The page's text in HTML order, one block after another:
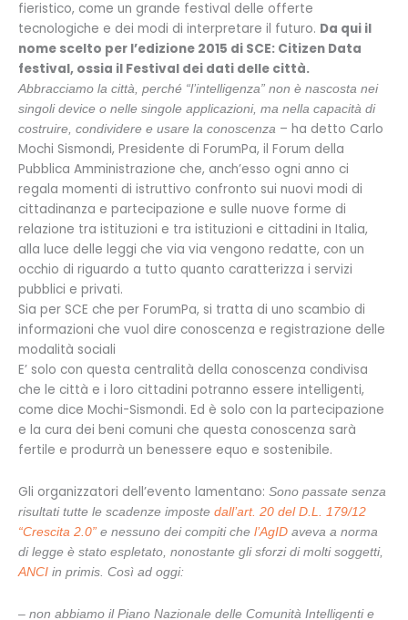
fieristico, come un grande festival delle offerte
tecnologiche e dei modi di interpretare il futuro. Da qui il
nome scelto per l’edizione 2015 di SCE: Citizen Data
festival, ossia il Festival dei dati delle città.
Abbracciamo la città, perché “l’intelligenza” non è nascosta nei
singoli device o nelle singole applicazioni, ma nella capacità di
costruire, condividere e usare la conoscenza – ha detto Carlo
Mochi Sismondi, Presidente di ForumPa, il Forum della
Pubblica Amministrazione che, anch’esso ogni anno ci
regala momenti di istruttivo confronto sui nuovi modi di
cittadinanza e partecipazione e sulle nuove forme di
relazione tra istituzioni e tra istituzioni e cittadini in Italia,
alla luce delle leggi che via via vengono redatte, con un
occhio di riguardo a tutto quanto caratterizza i servizi
pubblici e privati.
Sia per SCE che per ForumPa, si tratta di uno scambio di
informazioni che vuol dire conoscenza e registrazione delle
modalità sociali
E’ solo con questa centralità della conoscenza condivisa
che le città e i loro cittadini potranno essere intelligenti,
come dice Mochi-Sismondi. Ed è solo con la partecipazione
e la cura dei beni comuni che questa conoscenza sarà
fertile e produrrà un benessere equo e sostenibile.
Gli organizzatori dell’evento lamentano: Sono passate senza
risultati tutte le scadenze imposte dall’art. 20 del D.L. 179/12
“Crescita 2.0” e nessuno dei compiti che l’AgID aveva a norma
di legge è stato espletato, nonostante gli sforzi di molti soggetti,
ANCI in primis. Così ad oggi:
– non abbiamo il Piano Nazionale delle Comunità Intelligenti e